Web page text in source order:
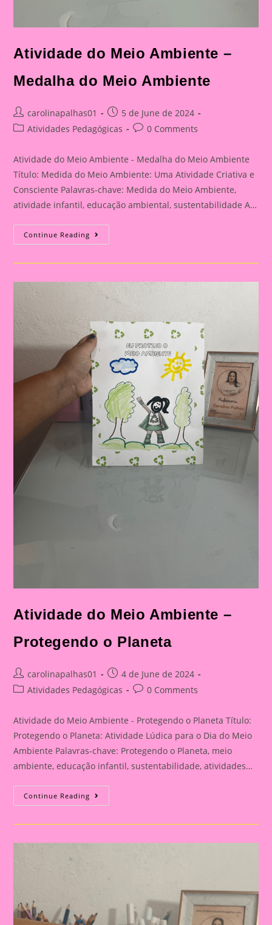
Atividade do Meio Ambiente –
Medalha do Meio Ambiente
Post
author:
carolinapalhas01
Post
published:
5 de June de 2024
PostAtividades Pedagógicas
Post0 Comments
Atividade do Meio Ambiente - Medalha do Meio Ambiente
Título: Medida do Meio Ambiente: Uma Atividade Criativa e
Consciente Palavras-chave: Medida do Meio Ambiente,
atividade infantil, educação ambiental, sustentabilidade A…
Continue Reading Atividade
Do
Ambiente
Do
Meio
Ambiente
Atividade do Meio Ambiente –
Protegendo o Planeta
Post
author:
carolinapalhas01
Post
published:
4 de June de 2024
PostAtividades Pedagógicas
Post0 Comments
Atividade do Meio Ambiente - Protegendo o Planeta Título:
Protegendo o Planeta: Atividade Lúdica para o Dia do Meio
Ambiente Palavras-chave: Protegendo o Planeta, meio
ambiente, educação infantil, sustentabilidade, atividades…
Continue Reading Atividade
Do
Ambiente
O